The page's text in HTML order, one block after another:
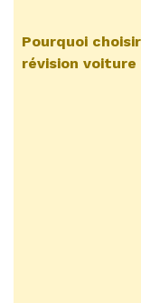
Pourquoi
révision voiture